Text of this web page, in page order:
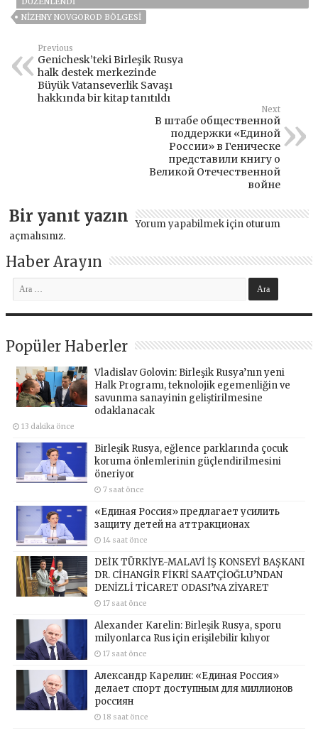
NIZHNY NOVGOROD BÖLGESI
Previous
Genichesk’teki Birleşik Rusya
halk destek merkezinde
Büyük Vatanseverlik Savaşı
hakkında bir kitap tanıtıldı
Next
В штабе общественной
поддержки «Единой
России» в Геническе
представили книгу о
Великой Отечественной
войне
Bir yanıt yazın Yorum yapabilmek için oturum
açmalısınız.
Haber Arayın
Popüler Haberler
Vladislav Golovin: Birleşik Rusya’nın yeni
Halk Programı, teknolojik egemenliğin ve
savunma sanayinin geliştirilmesine
odaklanacak
13 dakika önce
Birleşik Rusya, eğlence parklarında çocuk
koruma önlemlerinin güçlendirilmesini
öneriyor
7 saat önce
«Единая Россия» предлагает усилить
защиту детей на аттракционах
14 saat önce
DEİK TÜRKİYE-MALAVİ İŞ KONSEYİ BAŞKANI
DR. CİHANGİR FİKRİ SAATÇİOĞLU’NDAN
DENİZLİ TİCARET ODASI’NA ZİYARET
17 saat önce
Alexander Karelin: Birleşik Rusya, sporu
milyonlarca Rus için erişilebilir kılıyor
17 saat önce
Александр Карелин: «Единая Россия»
делает спорт доступным для миллионов
россиян
18 saat önce